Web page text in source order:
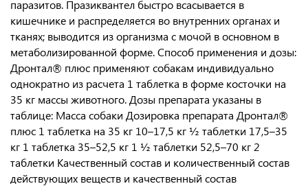
паразитов. Празиквантел быстро всасывается в
кишечнике и распределяется во внутренних органах и
тканях; выводится из организма с мочой в основном в
метаболизированной форме. Способ применения и дозы:
Дронтал® плюс применяют собакам индивидуально
однократно из расчета 1 таблетка в форме косточки на
35 кг массы животного. Дозы препарата указаны в
таблице: Macca собаки Дозировка препарата Дронтал®
плюс 1 таблетка на 35 кг 10–17,5 кг ½ таблетки 17,5–35
кг 1 таблетка 35–52,5 кг 1 ½ таблетки 52,5–70 кг 2
таблетки Качественный состав и количественный состав
действующих веществ и качественный состав